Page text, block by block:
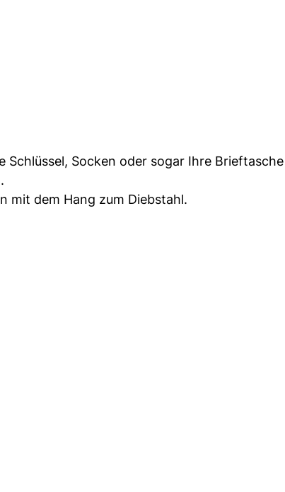
Schlüssel, Socken oder sogar Ihre Brieftasche
mit dem Hang zum Diebstahl.